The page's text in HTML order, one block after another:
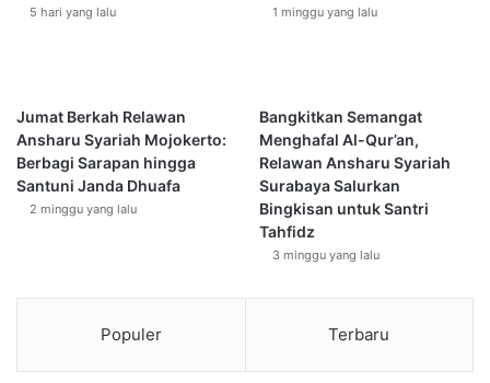
u
s
l
i
5 hari yang lalu 1 minggu yang lalu
Jumat Berkah Relawan
Ansharu Syariah Mojokerto:
Berbagi Sarapan hingga
Santuni Janda Dhuafa
2 minggu yang lalu
Bangkitkan Semangat
Menghafal Al-Qur’an,
Relawan Ansharu Syariah
Surabaya Salurkan
Bingkisan untuk Santri
Tahfidz
3 minggu yang lalu
Populer Terbaru